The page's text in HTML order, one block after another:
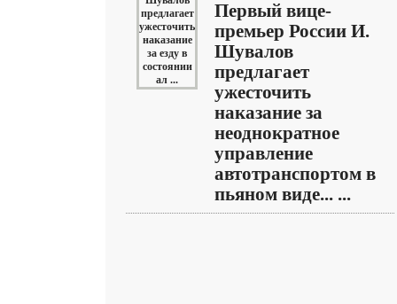
Первый вице-
премьер России И.
Шувалов
предлагает
ужесточить
наказание за
неоднократное
управление
автотранспортом в
пьяном виде... ...